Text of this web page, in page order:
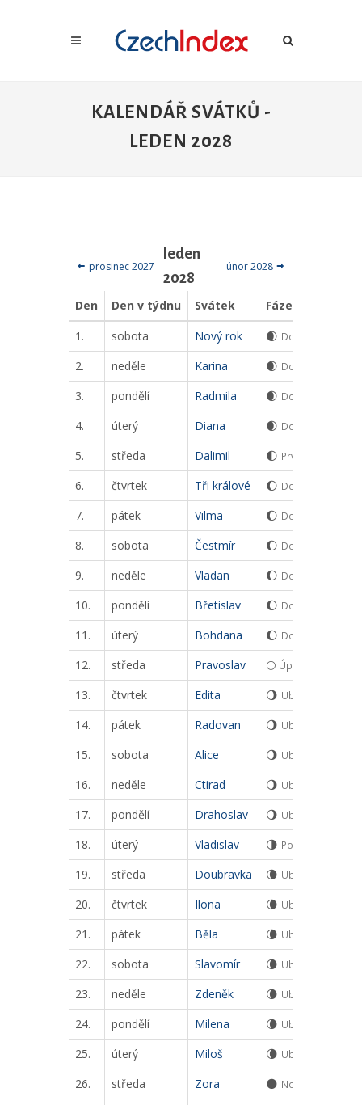
KALENDÁŘ SVÁTKŮ -
LEDEN 2028
prosinec 2027
leden
2028
únor 2028
Den Den v týdnu Svátek
Fáze měsíce
1.
sobota Nový rok 🌒 Dorůstající srpek
2. neděle Karina 🌒 Dorůstající srpek
3. pondělí Radmila 🌒 Dorůstající srpek
4. úterý Diana 🌒 Dorůstající srpek
5. středa Dalimil 🌓 První čtvrt
6. čtvrtek Tři králové 🌔 Dorůstající měsíc
7. pátek Vilma 🌔 Dorůstající měsíc
8. sobota Čestmír 🌔 Dorůstající měsíc
9. neděle Vladan 🌔 Dorůstající měsíc
10. pondělí Břetislav 🌔 Dorůstající měsíc
11. úterý Bohdana 🌔 Dorůstající měsíc
12. středa Pravoslav 🌕 Úplněk
13. čtvrtek Edita 🌖 Ubývající měsíc
14. pátek Radovan 🌖 Ubývající měsíc
15. sobota Alice 🌖 Ubývající měsíc
16. neděle Ctirad 🌖 Ubývající měsíc
17. pondělí Drahoslav 🌖 Ubývající měsíc
18. úterý Vladislav 🌗 Poslední čtvrt
19. středa Doubravka 🌘 Ubývající srpek
20. čtvrtek Ilona 🌘 Ubývající srpek
21. pátek Běla 🌘 Ubývající srpek
22. sobota Slavomír 🌘 Ubývající srpek
23. neděle Zdeněk 🌘 Ubývající srpek
24. pondělí Milena 🌘 Ubývající srpek
25. úterý Miloš 🌘 Ubývající srpek
26. středa Zora 🌑 Nov